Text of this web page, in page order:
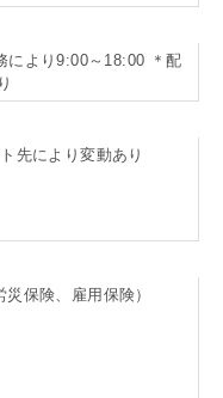
により9:00～18:00 ＊配
先により変動あり
保険、雇用保険）